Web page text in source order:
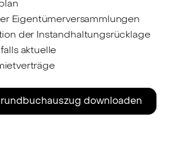
Eigentümerversammlungen
der Instandhaltungsrücklage
aktuelle
downloaden